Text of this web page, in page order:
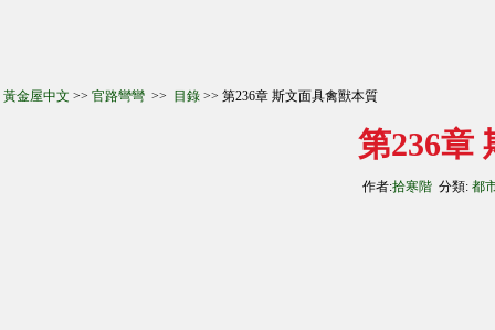
黃金屋中文 >> 官路彎彎 >> 目錄 >> 第236章 斯文面具禽獸本質
第236章
作者:拾寒階 分類: 都